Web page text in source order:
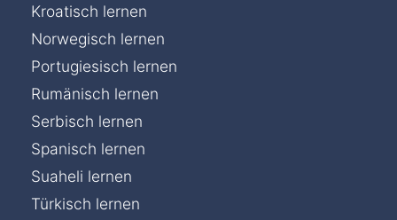
Kroatisch lernen
Norwegisch lernen
Portugiesisch lernen
Rumänisch lernen
Serbisch lernen
Spanisch lernen
Suaheli lernen
Türkisch lernen